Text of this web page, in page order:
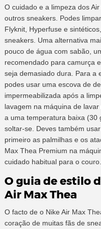
O cuidado e a limpeza dos
outros sneakers. Podes
Flyknit, Hyperfuse e
sneakers. Uma alternativa
pouco de água com sabão,
recomendado para camurça
seja demasiado dura. Para a
podes usar uma escova de
impermeabilizada após a
lavagem na máquina de
a uma temperatura baixa (30
soltar-se. Deves também
primeiro as palmilhas e os
Max Thea Premium na
cuidado habitual para o couro.
O guia de estilo
Air Max Thea
O facto de o Nike Air Max
coração de muitas fãs de